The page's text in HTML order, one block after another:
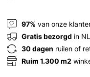
97% van onze
Gratis bezorgd in NL
30 dagen ruilen of
Ruim 1.300 m2